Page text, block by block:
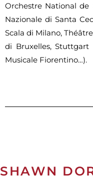
Orchestre National de
Nazionale di Santa
Scala di Milano,
di Bruxelles, Stuttgart
Musicale Fiorentino…).
SHAWN